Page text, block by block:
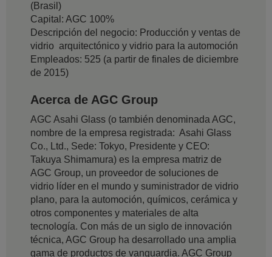
(Brasil)
Capital: AGC 100%
Descripción del negocio: Producción y ventas de
vidrio arquitectónico y vidrio para la automoción
Empleados: 525 (a partir de finales de diciembre
de 2015)
Acerca de AGC Group
AGC Asahi Glass (o también denominada AGC,
nombre de la empresa registrada: Asahi Glass
Co., Ltd., Sede: Tokyo, Presidente y CEO:
Takuya Shimamura) es la empresa matriz de
AGC Group, un proveedor de soluciones de
vidrio líder en el mundo y suministrador de vidrio
plano, para la automoción, químicos, cerámica y
otros componentes y materiales de alta
tecnología. Con más de un siglo de innovación
técnica, AGC Group ha desarrollado una amplia
gama de productos de vanguardia. AGC Group